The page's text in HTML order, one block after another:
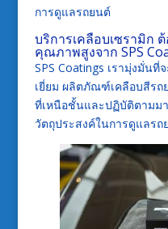
การดูแลรถยนต์
บริการเคลือบเซรามิก
คุณภาพสูงจาก SPS
SPS Coatings เรามุ่งมั่น
เยี่ยม ผลิตภัณฑ์เคลือบสีรถ
ที่เหนือชั้นและปฏิบัติตามม
วัตถุประสงค์ในการดูแลรถ